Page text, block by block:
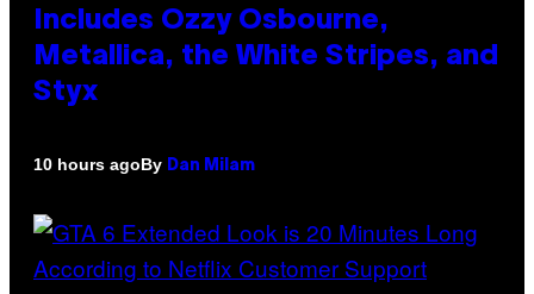
Includes Ozzy Osbourne,
Metallica, the White Stripes, and
Styx
10 hours agoBy Dan Milam